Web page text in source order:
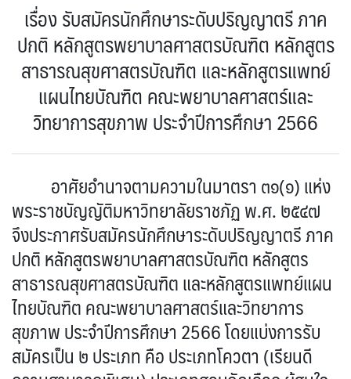
เรื่อง รับสมัครนักศึกษาระดับปริญญาตรี ภาค
ปกติ หลักสูตรพยาบาลศาสตรบัณฑิต หลักสูตร
สาธารณสุขศาสตรบัณฑิต และหลักสูตรแพทย์
แผนไทยบัณฑิต คณะพยาบาลศาสตร์และ
วิทยาการสุขภาพ ประจำปีการศึกษา 2566
อาศัยอำนาจตามความในมาตรา ๓๑(๑) แห่ง
พระราชบัญญัติมหาวิทยาลัยราชภัฏ พ.ศ. ๒๕๔๗
จึงประกาศรับสมัครนักศึกษาระดับปริญญาตรี ภาค
ปกติ หลักสูตรพยาบาลศาสตรบัณฑิต หลักสูตร
สาธารณสุขศาสตรบัณฑิต และหลักสูตรแพทย์แผน
ไทยบัณฑิต คณะพยาบาลศาสตร์และวิทยาการ
สุขภาพ ประจำปีการศึกษา 2566 โดยแบ่งการรับ
สมัครเป็น ๒ ประเภท คือ ประเภทโควตา (เรียนดี